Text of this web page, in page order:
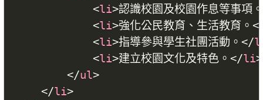
<li>認識校園及校園作息等事項
<li>強化公民教育、生活教育。
<li>指導參與學生社團活動。</
<li>建立校園文化及特色。</li>
</ul>
</li>